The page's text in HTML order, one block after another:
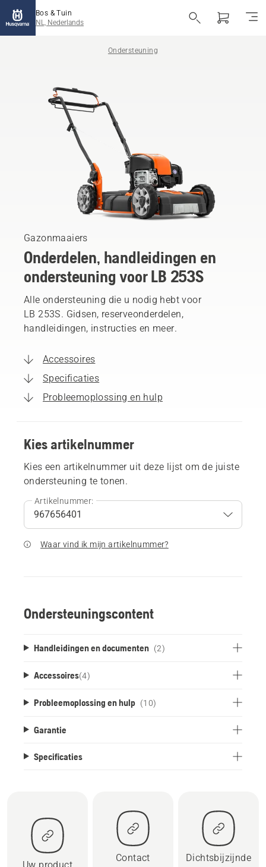
Bos & Tuin
NL, Nederlands
Ondersteuning
Gazonmaaiers
Onderdelen, handleidingen en
ondersteuning voor LB 253S
Alle ondersteuning die u nodig hebt voor
LB 253S. Gidsen, reserveonderdelen,
handleidingen, instructies en meer.
Accessoires
Specificaties
Probleemoplossing en hulp
Kies artikelnummer
Kies een artikelnummer uit deze lijst om de juiste
ondersteuning te tonen.
Artikelnummer:
Waar vind ik mijn artikelnummer?
Ondersteuningscontent
Handleidingen en documenten (2)
Accessoires(4)
Probleemoplossing en hulp (10)
Garantie
Specificaties
Uw product
Contact
Dichtsbijzijnde